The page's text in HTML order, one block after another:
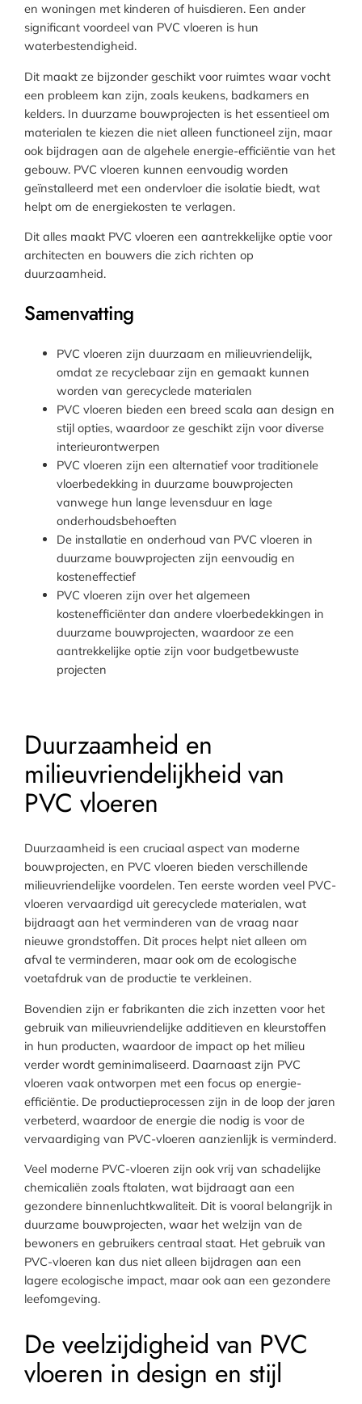
en woningen met kinderen of huisdieren. Een ander
significant voordeel van PVC vloeren is hun
waterbestendigheid.
Dit maakt ze bijzonder geschikt voor ruimtes waar vocht
een probleem kan zijn, zoals keukens, badkamers en
kelders. In duurzame bouwprojecten is het essentieel om
materialen te kiezen die niet alleen functioneel zijn, maar
ook bijdragen aan de algehele energie-efficiëntie van het
gebouw. PVC vloeren kunnen eenvoudig worden
geïnstalleerd met een ondervloer die isolatie biedt, wat
helpt om de energiekosten te verlagen.
Dit alles maakt PVC vloeren een aantrekkelijke optie voor
architecten en bouwers die zich richten op
duurzaamheid.
Samenvatting
PVC vloeren zijn duurzaam en milieuvriendelijk,
omdat ze recyclebaar zijn en gemaakt kunnen
worden van gerecyclede materialen
PVC vloeren bieden een breed scala aan design en
stijl opties, waardoor ze geschikt zijn voor diverse
interieurontwerpen
PVC vloeren zijn een alternatief voor traditionele
vloerbedekking in duurzame bouwprojecten
vanwege hun lange levensduur en lage
onderhoudsbehoeften
De installatie en onderhoud van PVC vloeren in
duurzame bouwprojecten zijn eenvoudig en
kosteneffectief
PVC vloeren zijn over het algemeen
kostenefficiënter dan andere vloerbedekkingen in
duurzame bouwprojecten, waardoor ze een
aantrekkelijke optie zijn voor budgetbewuste
projecten
Duurzaamheid en
milieuvriendelijkheid van
PVC vloeren
Duurzaamheid is een cruciaal aspect van moderne
bouwprojecten, en PVC vloeren bieden verschillende
milieuvriendelijke voordelen. Ten eerste worden veel PVC-
vloeren vervaardigd uit gerecyclede materialen, wat
bijdraagt aan het verminderen van de vraag naar
nieuwe grondstoffen. Dit proces helpt niet alleen om
afval te verminderen, maar ook om de ecologische
voetafdruk van de productie te verkleinen.
Bovendien zijn er fabrikanten die zich inzetten voor het
gebruik van milieuvriendelijke additieven en kleurstoffen
in hun producten, waardoor de impact op het milieu
verder wordt geminimaliseerd. Daarnaast zijn PVC
vloeren vaak ontworpen met een focus op energie-
efficiëntie. De productieprocessen zijn in de loop der jaren
verbeterd, waardoor de energie die nodig is voor de
vervaardiging van PVC-vloeren aanzienlijk is verminderd.
Veel moderne PVC-vloeren zijn ook vrij van schadelijke
chemicaliën zoals ftalaten, wat bijdraagt aan een
gezondere binnenluchtkwaliteit. Dit is vooral belangrijk in
duurzame bouwprojecten, waar het welzijn van de
bewoners en gebruikers centraal staat. Het gebruik van
PVC-vloeren kan dus niet alleen bijdragen aan een
lagere ecologische impact, maar ook aan een gezondere
leefomgeving.
De veelzijdigheid van PVC
vloeren in design en stijl